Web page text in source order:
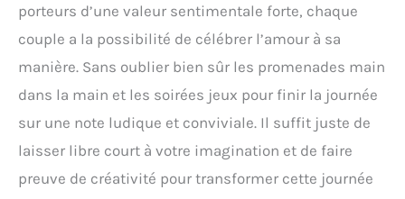
porteurs d’une valeur sentimentale forte, chaque
couple a la possibilité de célébrer l’amour à sa
manière. Sans oublier bien sûr les promenades main
dans la main et les soirées jeux pour finir la journée
sur une note ludique et conviviale. Il suffit juste de
laisser libre court à votre imagination et de faire
preuve de créativité pour transformer cette journée